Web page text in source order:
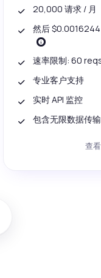
20,000 请求 / 月
然后
速率限制: 60
专业客户支持
实时 API 监控
包含无限数据传输
查